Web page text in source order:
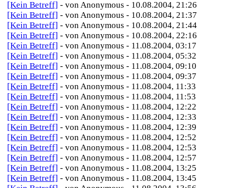
[Kein Betreff] - von Anonymous - 10.08.2004, 21:26
[Kein Betreff] - von Anonymous - 10.08.2004, 21:37
[Kein Betreff] - von Anonymous - 10.08.2004, 21:44
[Kein Betreff] - von Anonymous - 10.08.2004, 22:16
[Kein Betreff] - von Anonymous - 11.08.2004, 03:17
[Kein Betreff] - von Anonymous - 11.08.2004, 05:32
[Kein Betreff] - von Anonymous - 11.08.2004, 09:10
[Kein Betreff] - von Anonymous - 11.08.2004, 09:37
[Kein Betreff] - von Anonymous - 11.08.2004, 11:33
[Kein Betreff] - von Anonymous - 11.08.2004, 11:53
[Kein Betreff] - von Anonymous - 11.08.2004, 12:22
[Kein Betreff] - von Anonymous - 11.08.2004, 12:33
[Kein Betreff] - von Anonymous - 11.08.2004, 12:39
[Kein Betreff] - von Anonymous - 11.08.2004, 12:52
[Kein Betreff] - von Anonymous - 11.08.2004, 12:53
[Kein Betreff] - von Anonymous - 11.08.2004, 12:57
[Kein Betreff] - von Anonymous - 11.08.2004, 13:25
[Kein Betreff] - von Anonymous - 11.08.2004, 13:45